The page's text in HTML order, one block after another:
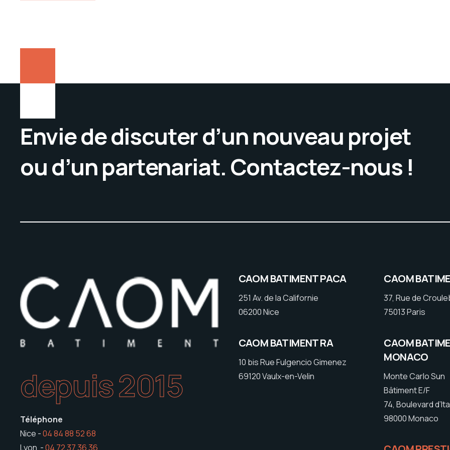
Envie de discuter d’un nouveau projet
ou d’un partenariat. Contactez-nous !
depuis 2015
Téléphone
Nice -04 84 88 52 68
Lyon -04 72 37 36 36
CAOM BATIMENT PACA
251 Av. de la Californie
06200 Nice
CAOM BATIMENT RA
10 bis Rue Fulgencio Gimenez
69120 Vaulx-en-Velin
CAOM
37, Rue de
75013 Paris
CAOM
MONACO
Monte Carlo Sun
Bâtiment E/F
74, Boulevard
98000 Monaco